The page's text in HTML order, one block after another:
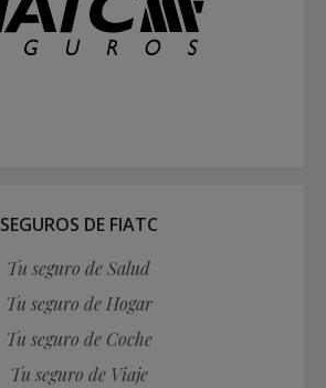
SEGUROS DE FIATC
Tu seguro de Salud
Tu seguro de Hogar
Tu seguro de Coche
Tu seguro de Viaje